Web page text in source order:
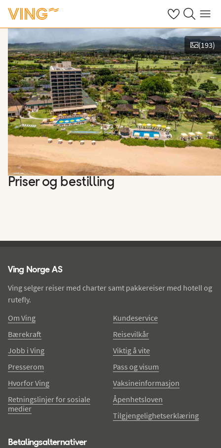
Se dine sparte
Søk påMeny
Vis bilder
(193)
Priser og bestilling
Ving Norge AS
Ving selger reiser med charter samt pakkereiser med hotell og
rutefly.
Om Ving
Bærekraft
Jobb i Ving
Presserom
Hvorfor Ving
Retningslinjer for sosiale
medier
Kundeservice
Reisevilkår
Viktig å vite
Pass og visum
Vaksineinformasjon
Åpenhetsloven
Tilgjengelighetserklæring
Betalingsalternativer